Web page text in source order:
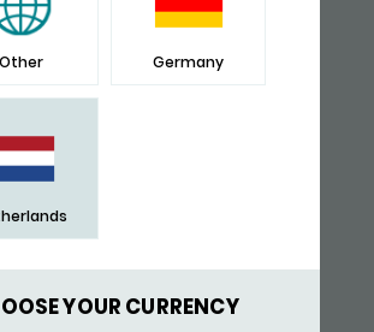
Other Germany
YOUR CURRENCY